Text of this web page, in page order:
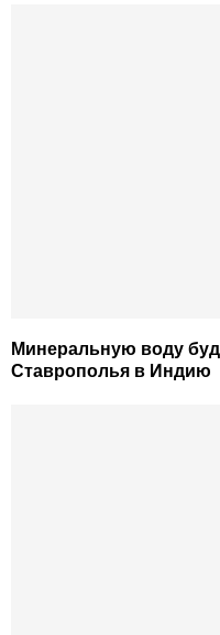
Минеральную воду
Ставрополья в Индию